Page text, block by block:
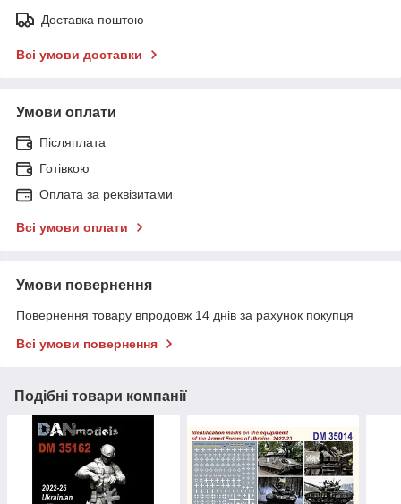
Доставка поштою
Всі умови доставки
Умови оплати
Післяплата
Готівкою
Оплата за реквізитами
Всі умови оплати
Умови повернення
Повернення товару впродовж 14 днів за рахунок покупця
Всі умови повернення
Подібні товари компанії